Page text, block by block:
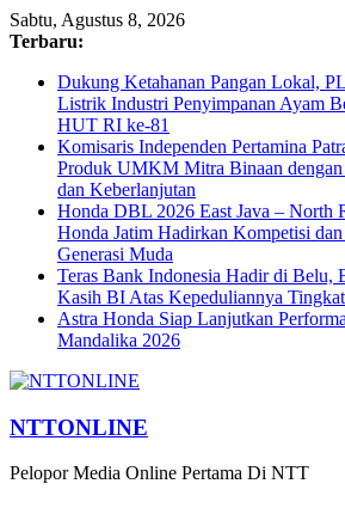
Sabtu, Agustus 8, 2026
Terbaru:
Dukung Ketahanan Pangan Lokal,
Listrik Industri Penyimpanan Ayam
HUT RI ke-81
Komisaris Independen Pertamina
Produk UMKM Mitra Binaan dengan
dan Keberlanjutan
Honda DBL 2026 East Java – North
Honda Jatim Hadirkan Kompetisi
Generasi Muda
Teras Bank Indonesia Hadir di Belu,
Kasih BI Atas Kepeduliannya
Astra Honda Siap Lanjutkan
Mandalika 2026
NTTONLINE
Pelopor Media Online Pertama Di NTT